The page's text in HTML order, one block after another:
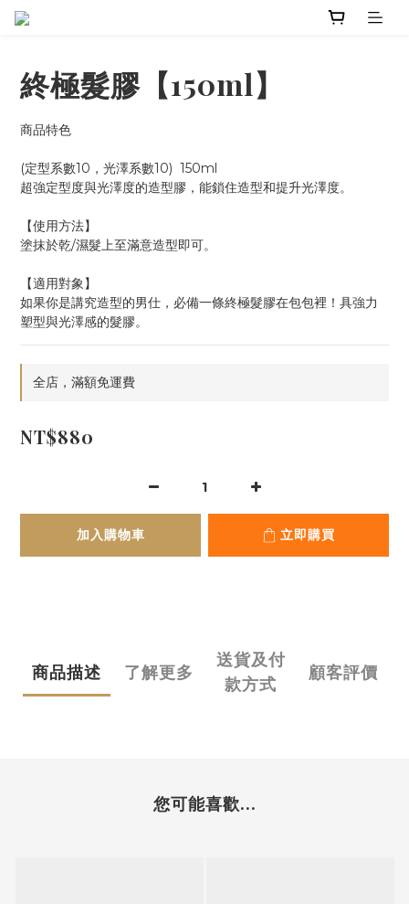
終極髮膠【150ml】
商品特色
(定型系數10，光澤系數10)  150ml
超強定型度與光澤度的造型膠，能鎖住造型和提升光澤度。
【使用方法】
塗抹於乾/濕髮上至滿意造型即可。
【適用對象】
如果你是講究造型的男仕，必備一條終極髮膠在包包裡！具強力
塑型與光澤感的髮膠。
全店，滿額免運費
NT$880
加入購物車 立即購買
商品描述 了解更多
送貨及付
款方式
顧客評價
您可能喜歡...